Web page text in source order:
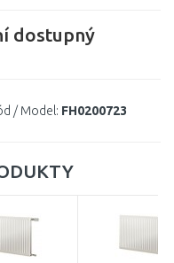
dostupný
/ Model: FH0200723